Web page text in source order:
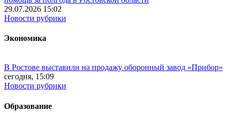
29.07.2026 15:02
Новости рубрики
Экономика
В Ростове выставили на продажу оборонный завод «Прибор»
сегодня, 15:09
Новости рубрики
Образование